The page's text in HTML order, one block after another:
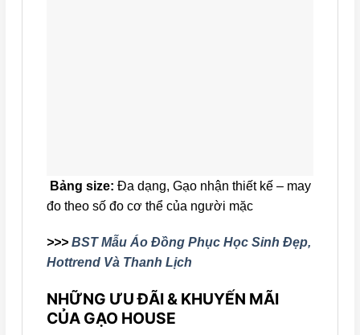
Bảng size: Đa dạng, Gạo nhận thiết kế – may
đo theo số đo cơ thể của người mặc
>>> BST Mẫu Áo Đồng Phục Học Sinh Đẹp,
Hottrend Và Thanh Lịch
NHỮNG ƯU ĐÃI & KHUYẾN MÃI
CỦA GẠO HOUSE